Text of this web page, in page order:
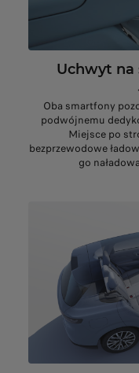
Uchwyt
Oba smartfony
podwójnemu
Miejsce po
bezprzewodowe
go